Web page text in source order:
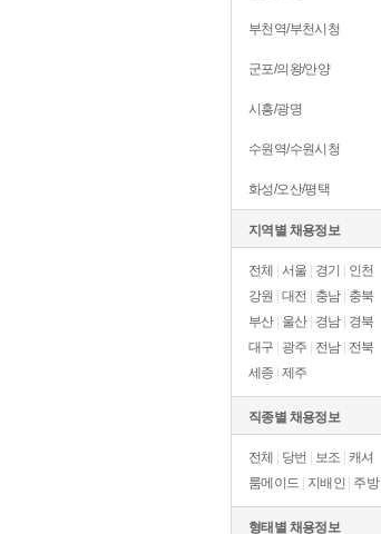
부천역/부천시청
군포/의왕/안양
시흥/광명
수원역/수원시청
화성/오산/평택
지역별 채용정보
전체 서울 경기
인천
강원
대전 충남 충북
부산 울산 경남 경북
대구
광주 전남 전북
세종 제주
직종별 채용정보
전체 당번 보조 캐셔
룸메이드
지배인 주방
형태별 채용정보